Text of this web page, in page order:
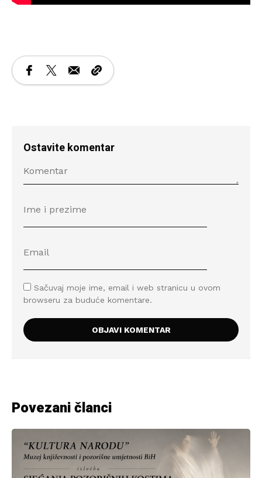
Ostavite komentar
Sačuvaj moje ime, email i web stranicu u ovom
browseru za buduće komentare.
Povezani članci